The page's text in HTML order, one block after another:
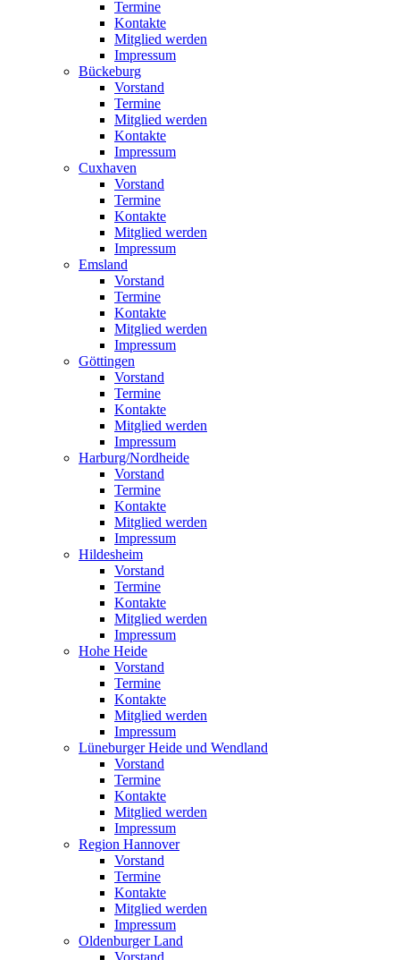
Termine
Kontakte
Mitglied werden
Impressum
Bückeburg
Vorstand
Termine
Mitglied werden
Kontakte
Impressum
Cuxhaven
Vorstand
Termine
Kontakte
Mitglied werden
Impressum
Emsland
Vorstand
Termine
Kontakte
Mitglied werden
Impressum
Göttingen
Vorstand
Termine
Kontakte
Mitglied werden
Impressum
Harburg/Nordheide
Vorstand
Termine
Kontakte
Mitglied werden
Impressum
Hildesheim
Vorstand
Termine
Kontakte
Mitglied werden
Impressum
Hohe Heide
Vorstand
Termine
Kontakte
Mitglied werden
Impressum
Lüneburger Heide und Wendland
Vorstand
Termine
Kontakte
Mitglied werden
Impressum
Region Hannover
Vorstand
Termine
Kontakte
Mitglied werden
Impressum
Oldenburger Land
Vorstand